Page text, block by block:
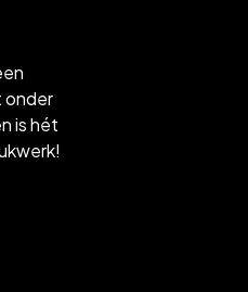
onder
is hét